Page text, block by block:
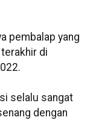
pembalap yang
di
selalu sangat
dengan